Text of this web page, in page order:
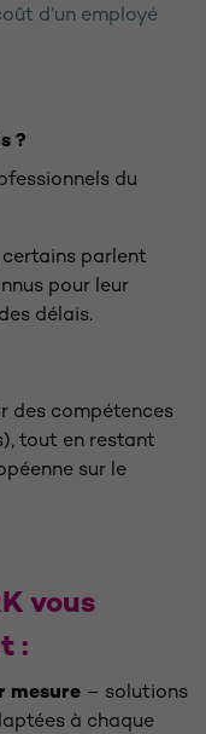
d’un employé
?
du
parlent
pour leur
délais.
des compétences
tout en restant
sur le
vous
:
mesure – solutions
à chaque